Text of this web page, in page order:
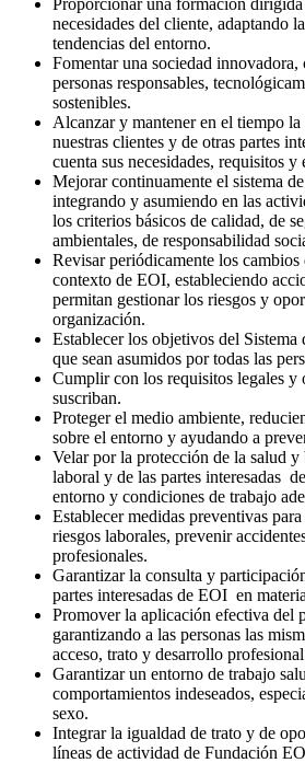
necesidades del cliente, adaptando
tendencias del entorno.
Fomentar una sociedad innovadora,
personas responsables,
sostenibles.
Alcanzar y mantener en el tiempo
nuestras clientes y de otras partes
cuenta sus necesidades, requisitos y
Mejorar continuamente el sistema
integrando y asumiendo en las
los criterios básicos de calidad, de
ambientales, de responsabilidad
Revisar periódicamente los cambios
contexto de EOI, estableciendo
permitan gestionar los riesgos y
organización.
Establecer los objetivos del Sistema
que sean asumidos por todas las
Cumplir con los requisitos legales y
suscriban.
Proteger el medio ambiente,
sobre el entorno y ayudando a
Velar por la protección de la salud y
laboral y de las partes interesadas
entorno y condiciones de trabajo
Establecer medidas preventivas
riesgos laborales, prevenir
profesionales.
Garantizar la consulta y
partes interesadas de EOI en
Promover la aplicación efectiva del
garantizando a las personas las
acceso, trato y desarrollo
Garantizar un entorno de trabajo
comportamientos indeseados,
sexo.
Integrar la igualdad de trato y de
líneas de actividad de Fundación